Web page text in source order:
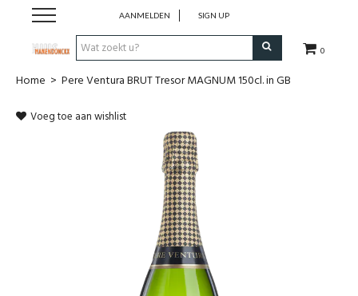
0
AANMELDEN SIGN UP
Wijnen
Home > Pere Ventura BRUT Tresor MAGNUM 150cl. in GB
Voeg toe aan wishlist